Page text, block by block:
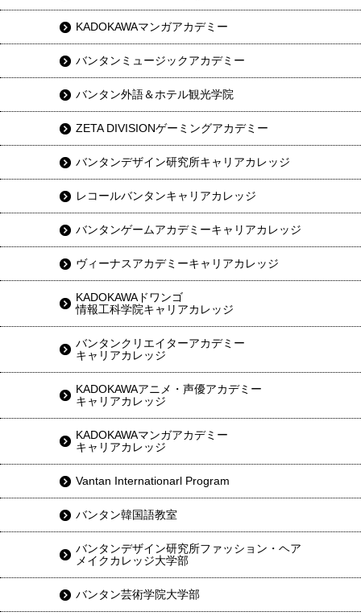
KADOKAWAマンガアカデミー
バンタンミュージックアカデミー
バンタン外語＆ホテル観光学院
ZETA DIVISIONゲーミングアカデミー
バンタンデザイン研究所キャリアカレッジ
レコールバンタンキャリアカレッジ
バンタンゲームアカデミーキャリアカレッジ
ヴィーナスアカデミーキャリアカレッジ
KADOKAWAドワンゴ
情報工科学院キャリアカレッジ
バンタンクリエイターアカデミー
キャリアカレッジ
KADOKAWAアニメ・声優アカデミー
キャリアカレッジ
KADOKAWAマンガアカデミー
キャリアカレッジ
Vantan Internationarl Program
バンタン韓国語教室
バンタンデザイン研究所ファッション・ヘア
メイクカレッジ大学部
バンタン芸術学院大学部